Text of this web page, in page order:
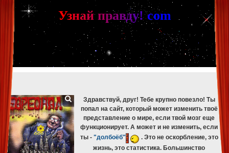
[phpBB Debug] PHP Warning : in file [ROOT]/phpbb/db/driver/mysqli.php
mysqli_fetch_assoc(): Couldn't fetch mysqli_result
[phpBB Debug] PHP Warning: in file[ROOT]/phpbb/db/driver/mysqli.php 329
mysqli_free_result(): Couldn't fetch mysqli_result
[phpBB Debug] PHP Warning
[ROOT]/phpbb/db/driver/mysqli.php on line 265
mysqli_fetch_assoc(): Couldn't fetch mysqli_result
[phpBB Debug] PHP Warning
: in file [ROOT]/phpbb/db/driver/mysqli.php on line329
mysqli_free_result(): Couldn't fetch mysqli_result
[phpBB Debug] PHP Warning: in file [ROOT]/phpbb/db/driver/mysqli.php on line 265
mysqli_fetch_assoc(): Couldn't fetch mysqli_result
[phpBB Debug] PHP Warning
[ROOT]/phpbb/db/driver/mysqli.php on line329:
mysqli_free_result(): Couldn't fetch mysqli_result
Узнай правду! com
Здравствуй, друг! Тебе крупно повезло! Ты
попал на сайт, который может изменить твоё
представление о мире, если твой мозг еще
функционирует. А может и не изменить, если
ты - "долбоёб"
. Это не оскорбление, это
жизнь, это статистика. Большинство